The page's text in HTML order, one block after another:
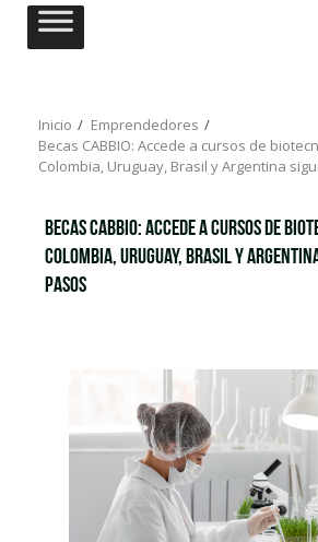
Saltar
Inicio
Emprendedores
Becas CABBIO: Accede a cursos de
Colombia, Uruguay, Brasil y Argentina
Becas CABBIO: Accede a cursos de
Colombia, Uruguay, Brasil y
pasos